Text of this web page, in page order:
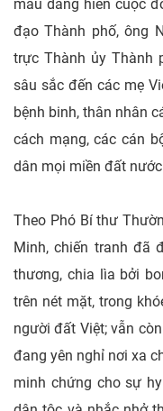
máu dâng hiến cuộc
đạo Thành phố, ông
trực Thành ủy Thành
sâu sắc đến các mẹ
bệnh binh, thân nhân
cách mạng, các cán
dân mọi miền đất
Theo Phó Bí thư
Minh, chiến tranh đã
thương, chia lìa bởi
trên nét mặt, trong
người đất Việt; vẫn
đang yên nghỉ nơi xa
minh chứng cho sự